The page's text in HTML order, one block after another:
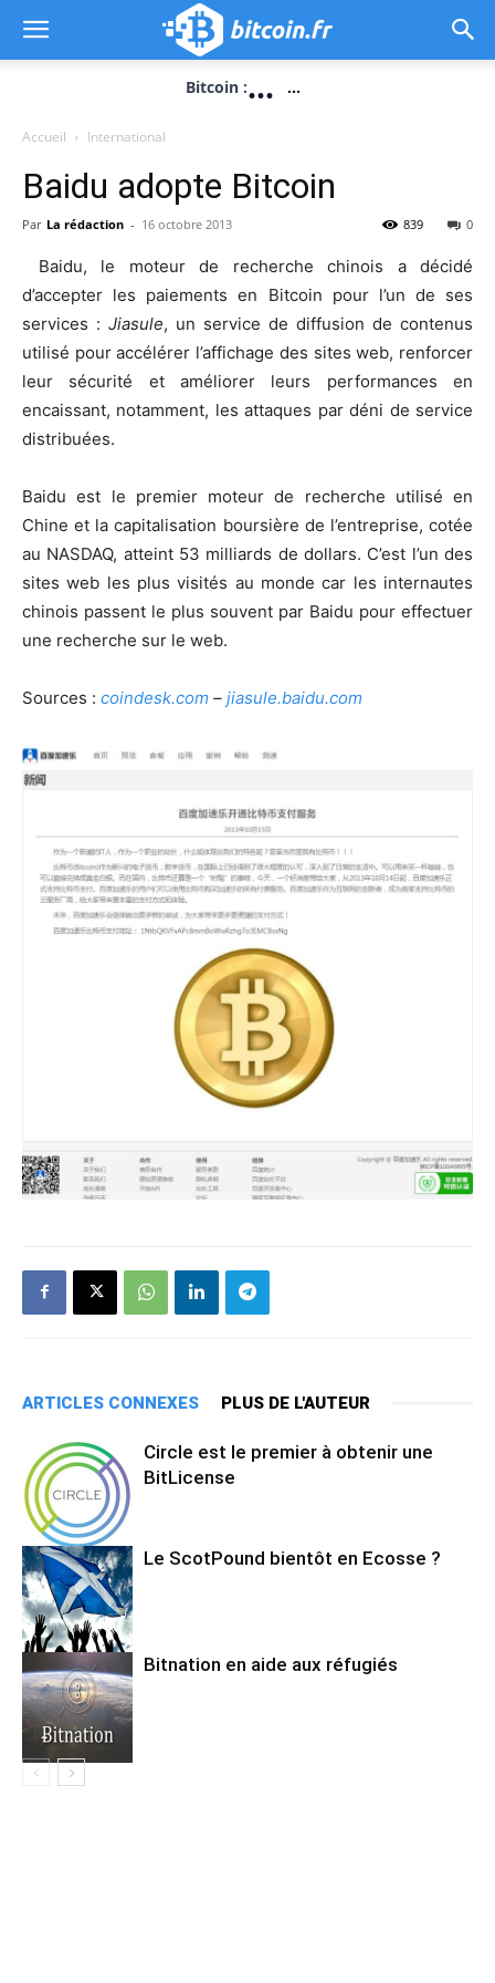
Bitcoin :... ...
Accueil International
Baidu adopte Bitcoin
Par La rédaction - 16 octobre 2013 0
839
Baidu, le moteur de recherche chinois a décidé
d’accepter les paiements en Bitcoin pour l’un de ses
services : Jiasule, un service de diffusion de contenus
utilisé pour accélérer l’affichage des sites web, renforcer
leur sécurité et améliorer leurs performances en
encaissant, notamment, les attaques par déni de service
distribuées.
Baidu est le premier moteur de recherche utilisé en
Chine et la capitalisation boursière de l’entreprise, cotée
au NASDAQ, atteint 53 milliards de dollars. C’est l’un des
sites web les plus visités au monde car les internautes
chinois passent le plus souvent par Baidu pour effectuer
une recherche sur le web.
Sources : coindesk.com – jiasule.baidu.com
ARTICLES CONNEXES PLUS DE L'AUTEUR
Circle est le premier à obtenir une
BitLicense
Le ScotPound bientôt en Ecosse ?
Bitnation en aide aux réfugiés